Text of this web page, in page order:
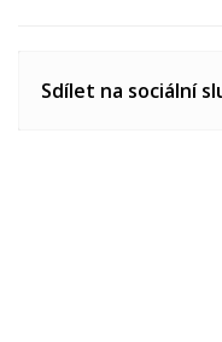
Sdílet na sociální